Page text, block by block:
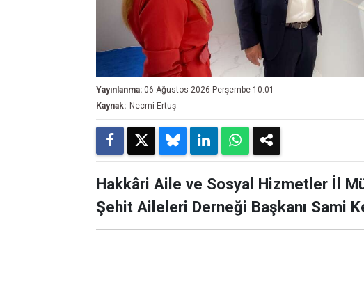
Yayınlanma: 06 Ağustos 2026 Perşembe 10:01
Kaynak: Necmi Ertuş
Hakkâri Aile ve Sosyal Hizmetler İl
Şehit Aileleri Derneği Başkanı Sami